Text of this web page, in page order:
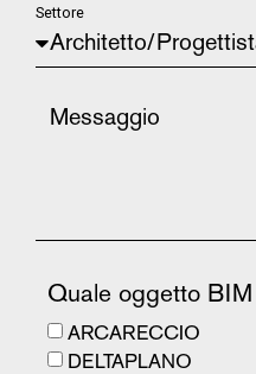
Settore
Quale oggetto
ARCARECCIO
DELTAPLANO